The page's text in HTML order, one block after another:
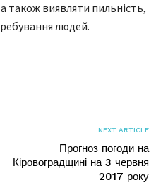
також виявляти пильність,
людей.
NEXT ARTICLE
Прогноз погоди на
Кіровоградщині на 3 червня
2017 року